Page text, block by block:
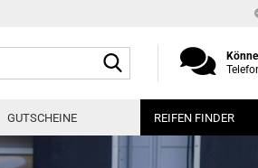
GUTSCHEINE REIFEN FINDER